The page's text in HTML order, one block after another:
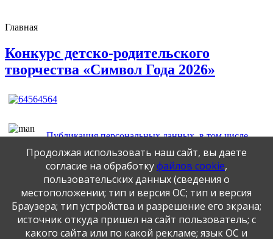
Главная
Конкурс детско-родительского
творчества «Символ Года 2026»
Публикация персональных данных, в том числе
фотографий, производится в соответствии с
Федеральным законом от 27.07.2006 г. № 152-ФЗ " О
персональных данных", с согласия субъекта персональных
Официальный интернет-портал
государственных услуг
Продолжая использовать наш сайт, вы даете
согласие на обработкуфайлов cookie,
пользовательских данных (сведения о
местоположении; тип и версия ОС; тип и версия
Браузера; тип устройства и разрешение его экрана;
источник откуда пришел на сайт пользователь; с
какого сайта или по какой рекламе; язык ОС и